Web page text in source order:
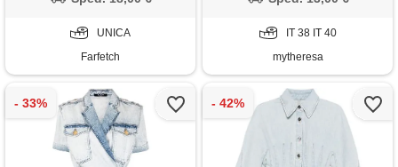
UNICA
Farfetch
IT 38 IT 40
mytheresa